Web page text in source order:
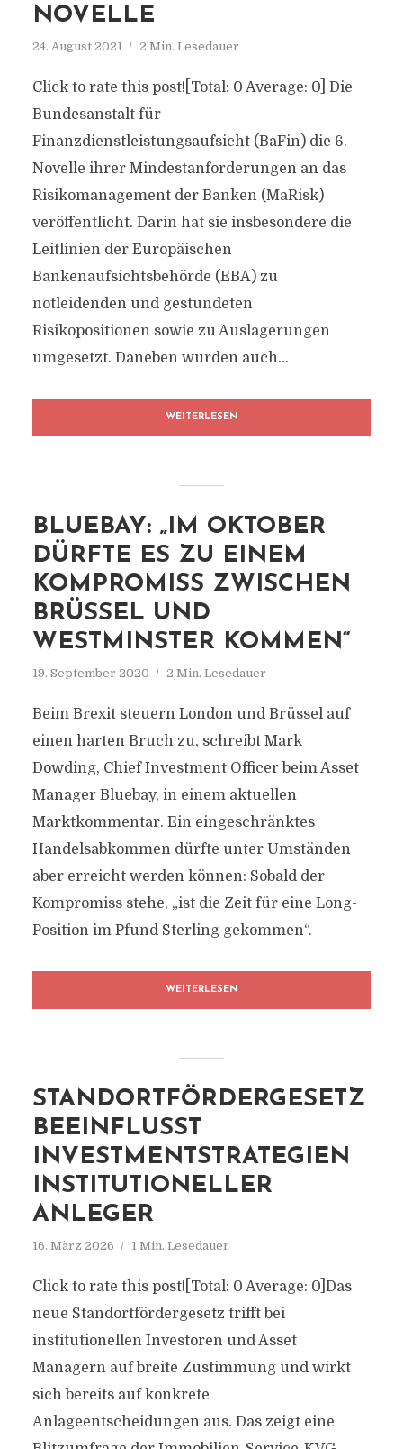
NOVELLE
24. August 2021 2 Min. Lesedauer
Click to rate this post![Total: 0 Average: 0] Die
Bundesanstalt für
Finanzdienstleistungsaufsicht (BaFin) die 6.
Novelle ihrer Mindestanforderungen an das
Risikomanagement der Banken (MaRisk)
veröffentlicht. Darin hat sie insbesondere die
Leitlinien der Europäischen
Bankenaufsichtsbehörde (EBA) zu
notleidenden und gestundeten
Risikopositionen sowie zu Auslagerungen
umgesetzt. Daneben wurden auch...
WEITERLESEN
BLUEBAY: „IM OKTOBER
DÜRFTE ES ZU EINEM
KOMPROMISS ZWISCHEN
BRÜSSEL UND
WESTMINSTER KOMMEN“
19. September 2020 2 Min. Lesedauer
Beim Brexit steuern London und Brüssel auf
einen harten Bruch zu, schreibt Mark
Dowding, Chief Investment Officer beim Asset
Manager Bluebay, in einem aktuellen
Marktkommentar. Ein eingeschränktes
Handelsabkommen dürfte unter Umständen
aber erreicht werden können: Sobald der
Kompromiss stehe, „ist die Zeit für eine Long-
Position im Pfund Sterling gekommen“.
WEITERLESEN
STANDORTFÖRDERGESETZ
BEEINFLUSST
INVESTMENTSTRATEGIEN
INSTITUTIONELLER
ANLEGER
16. März 2026 1 Min. Lesedauer
Click to rate this post![Total: 0 Average: 0]Das
neue Standortfördergesetz trifft bei
institutionellen Investoren und Asset
Managern auf breite Zustimmung und wirkt
sich bereits auf konkrete
Anlageentscheidungen aus. Das zeigt eine